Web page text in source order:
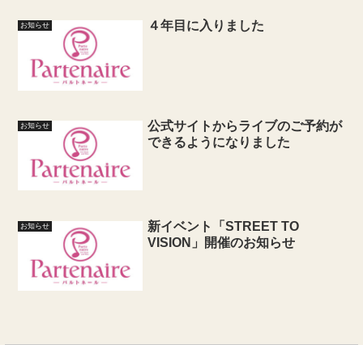
お知らせ ４年目に入りました
お知らせ
公式サイトからライブのご予約が
できるようになりました
お知らせ
新イベント「STREET TO
VISION」開催のお知らせ